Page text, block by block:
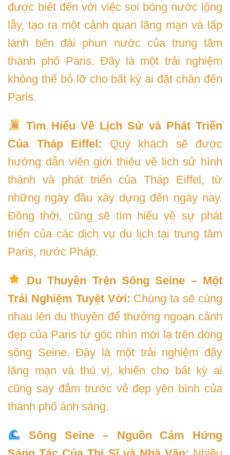
được biết đến với việc soi bóng nước lộng
lẫy, tạo ra một cảnh quan lãng mạn và lấp
lánh bên đài phun nước của trung tâm
thành phố Paris. Đây là một trải nghiệm
không thể bỏ lỡ cho bất kỳ ai đặt chân đến
Paris.
Tìm Hiểu Về Lịch Sử và Phát Triển
Của Tháp Eiffel: Quý khách sẽ được
hướng dẫn viên giới thiệu về lịch sử hình
thành và phát triển của Tháp Eiffel, từ
những ngày đầu xây dựng đến ngày nay.
Đồng thời, cũng sẽ tìm hiểu về sự phát
triển của các dịch vụ du lịch tại trung tâm
Paris, nước Pháp.
Du Thuyền Trên Sông Seine – Một
Trải Nghiệm Tuyệt Vời: Chúng ta sẽ cùng
nhau lên du thuyền để thưởng ngoạn cảnh
đẹp của Paris từ góc nhìn mới lạ trên dòng
sông Seine. Đây là một trải nghiệm đầy
lãng mạn và thú vị, khiến cho bất kỳ ai
cũng say đắm trước vẻ đẹp yên bình của
thành phố ánh sáng.
Sông Seine – Nguồn Cảm Hứng